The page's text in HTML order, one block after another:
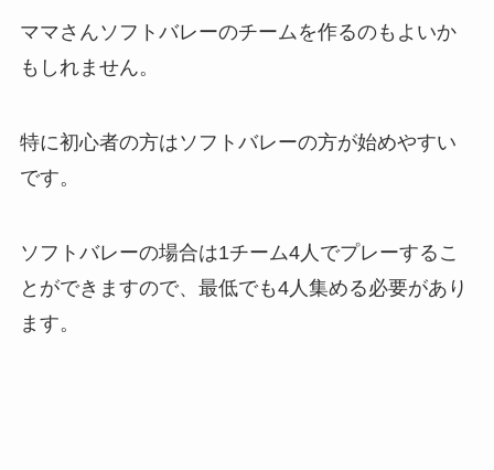
ママさんソフトバレーのチームを作るのもよいか
もしれません。
特に初心者の方はソフトバレーの方が始めやすい
です。
ソフトバレーの場合は1チーム4人でプレーするこ
とができますので、最低でも4人集める必要があり
ます。